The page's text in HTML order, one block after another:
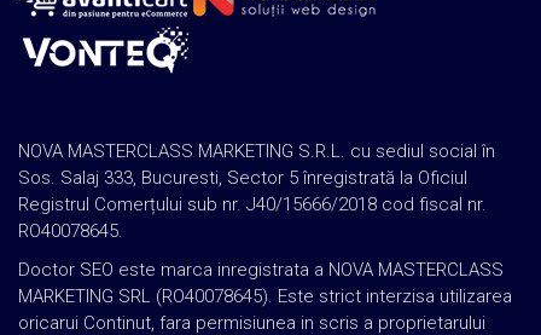
NOVA MASTERCLASS MARKETING S.R.L. cu sediul social în
Sos. Salaj 333, Bucuresti, Sector 5 înregistrată la Oficiul
Registrul Comerțului sub nr. J40/15666/2018 cod fiscal nr.
RO40078645.
Doctor SEO este marca inregistrata a NOVA MASTERCLASS
MARKETING SRL (RO40078645). Este strict interzisa utilizarea
oricarui Continut, fara permisiunea in scris a proprietarului